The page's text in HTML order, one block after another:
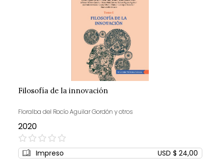
Filosofía de la innovación
Floralba del Rocío Aguilar Gordón y otros
2020
0%
Impreso USD $ 24,00